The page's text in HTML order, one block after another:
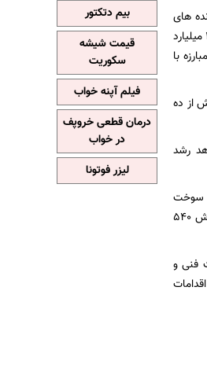
59 درصدی ارزش کل پرونده های
کشف شده توسط این پلیس در مقایسه با مدت مشابه سال قبل هستیم اذعان داشت: کشف فراورده های نفتی ترانزیتی و صادراتی 120 میلیارد
مبارزه با
از ده
رشد
،کشف محموله سوخت
قاچاق سه میلیون لیتری هیدروکربن سنگین به ارزش 60میلیارد تومان ، توقیف 27 هزار تن گندم وارداتی بدون تایید بهداشتی به ارزش 540
فنی و
و ارز اقدامات
بیم دتکتور
قیمت شیشه
سکوریت
فیلم آپنه خواب
درمان قطعی خروپف
در خواب
لیزر فوتونا